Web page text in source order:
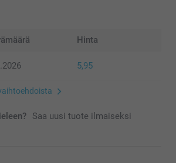
Hinta
5,95
Saa uusi tuote ilmaiseksi